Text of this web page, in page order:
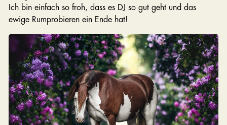
Ich bin einfach so froh, dass es DJ so gut geht und das
ewige Rumprobieren ein Ende hat!